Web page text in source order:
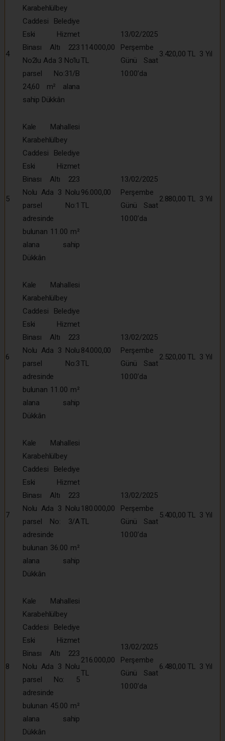
4
Karabehlülbey
Caddesi Belediye
Eski Hizmet
Binası Altı 223
No2lu Ada 3 No’lu
parsel No:31/B
24,60 m² alana
sahip Dükkân
114.000,00
TL
13/02/2025
Perşembe
Günü Saat
10:00’da
3.420,00 TL 3 Yıl
5
Kale Mahallesi
Karabehlülbey
Caddesi Belediye
Eski Hizmet
Binası Altı 223
Nolu Ada 3 Nolu
parsel No:1
adresinde
bulunan 11.00 m²
alana sahip
Dükkân
96.000,00
TL
13/02/2025
Perşembe
Günü Saat
10:00’da
2.880,00 TL 3 Yıl
6
Kale Mahallesi
Karabehlülbey
Caddesi Belediye
Eski Hizmet
Binası Altı 223
Nolu Ada 3 Nolu
parsel No:3
adresinde
bulunan 11.00 m²
alana sahip
Dükkân
84.000,00
TL
13/02/2025
Perşembe
Günü Saat
10:00’da
2.520,00 TL 3 Yıl
7
Kale Mahallesi
Karabehlülbey
Caddesi Belediye
Eski Hizmet
Binası Altı 223
Nolu Ada 3 Nolu
parsel No: 3/A
adresinde
bulunan 36.00 m²
alana sahip
Dükkân
180.000,00
TL
13/02/2025
Perşembe
Günü Saat
10:00’da
5.400,00 TL 3 Yıl
8
Kale Mahallesi
Karabehlülbey
Caddesi Belediye
Eski Hizmet
Binası Altı 223
Nolu Ada 3 Nolu
parsel No: 5
adresinde
bulunan 45.00 m²
alana sahip
Dükkân
216.000,00
TL
13/02/2025
Perşembe
Günü Saat
10:00’da
6.480,00 TL 3 Yıl